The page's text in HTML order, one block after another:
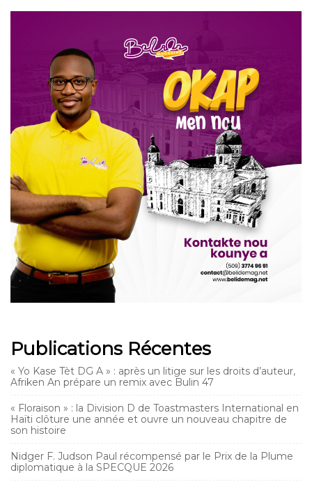
Publications Récentes
« Yo Kase Tèt DG A » : après un litige sur les droits d’auteur,
Afriken An prépare un remix avec Bulin 47
« Floraison » : la Division D de Toastmasters International en
Haïti clôture une année et ouvre un nouveau chapitre de
son histoire
Nidger F. Judson Paul récompensé par le Prix de la Plume
diplomatique à la SPECQUE 2026